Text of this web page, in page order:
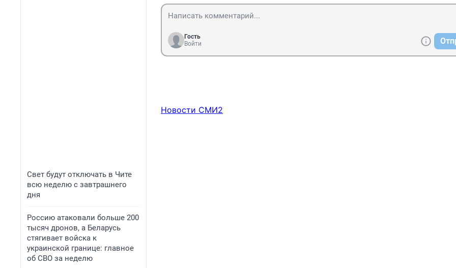
Свет будут отключать в Чите
всю неделю с завтрашнего
дня
Россию атаковали больше 200
тысяч дронов, а Беларусь
стягивает войска к
украинской границе: главное
об СВО за неделю
Гость
Войти
Новости СМИ2